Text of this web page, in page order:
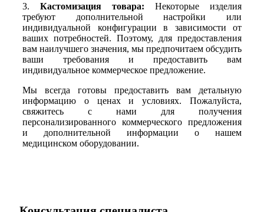
3. Кастомизация товара: Некоторые изделия
требуют дополнительной настройки или
индивидуальной конфигурации в зависимости от
ваших потребностей. Поэтому, для предоставления
вам наилучшего значения, мы предпочитаем обсудить
ваши требования и предоставить вам
индивидуальное коммерческое предложение.
Мы всегда готовы предоставить вам детальную
информацию о ценах и условиях. Пожалуйста,
свяжитесь с нами для получения
персонализированного коммерческого предложения
и дополнительной информации о нашем
медицинском оборудовании.